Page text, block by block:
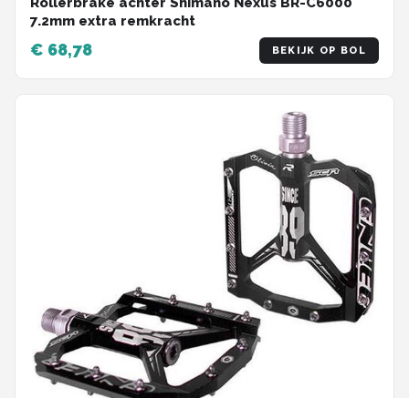
7.2mm extra remkracht
€ 68,78 BEKIJK OP BOL